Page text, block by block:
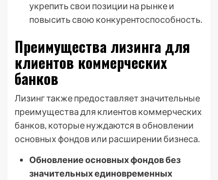
укрепить свои позиции на рынке и
повысить свою конкурентоспособность.
Преимущества лизинга для
клиентов коммерческих
банков
Лизинг также предоставляет значительные
преимущества для клиентов коммерческих
банков, которые нуждаются в обновлении
основных фондов или расширении бизнеса.
Обновление основных фондов без
значительных единовременных